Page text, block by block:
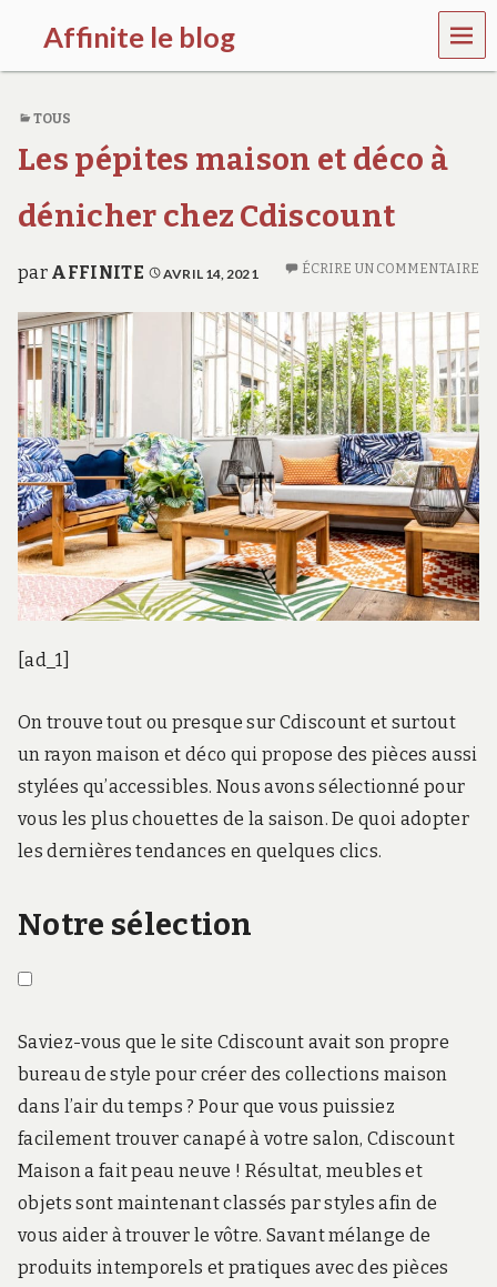
Affinite le blog
e
p
u
s
i
MEN
U
TOUS
Les pépites maison et déco à
dénicher chez Cdiscount
par AFFINITE AVRIL 14, 2021 ÉCRIRE UN COMMENTAIRE
[ad_1]
On trouve tout ou presque sur Cdiscount et surtout
un rayon maison et déco qui propose des pièces aussi
stylées qu’accessibles. Nous avons sélectionné pour
vous les plus chouettes de la saison. De quoi adopter
les dernières tendances en quelques clics.
Notre sélection
Saviez-vous que le site Cdiscount avait son propre
bureau de style pour créer des collections maison
dans l’air du temps ? Pour que vous puissiez
facilement trouver canapé à votre salon, Cdiscount
Maison a fait peau neuve ! Résultat, meubles et
objets sont maintenant classés par styles afin de
vous aider à trouver le vôtre. Savant mélange de
produits intemporels et pratiques avec des pièces